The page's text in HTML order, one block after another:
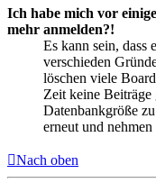
Ich habe mich vor
mehr anmelden?!
Es kann sein, dass
verschieden
löschen viele
Zeit keine Beiträge
Datenbankgröße
erneut und
Nach oben